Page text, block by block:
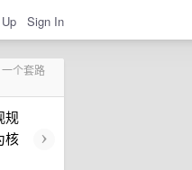
Sign In
个套路
规
核
›